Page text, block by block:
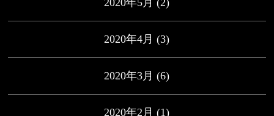
2020年5月 (2)
2020年4月 (3)
2020年3月 (6)
2020年2月 (1)